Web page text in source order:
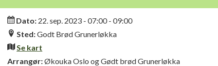
Informasjon
Dato:22. sep. 2023 - 07:00 - 09:00
Sted:Godt Brød Grunerløkka
Se kart
Arrangør:Økouka Oslo og Gødt brød Grunerløkka